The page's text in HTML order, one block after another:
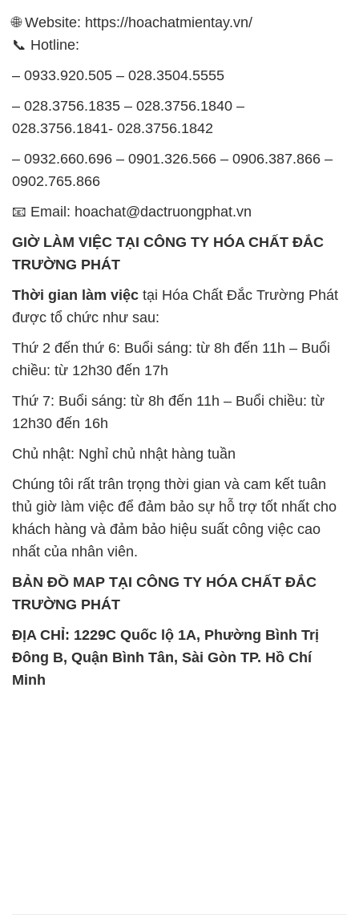
028.3756.1841- 028.3756.1842
0902.765.866
📧 Email: hoachat@dactruongphat.vn
TRƯỜNG PHÁT
được tổ chức như sau:
Thứ 2 đến thứ 6: Buổi sáng: từ 8h đến 11h – Buổi
chiều: từ 12h30 đến 17h
Thứ 7: Buổi sáng: từ 8h đến 11h – Buổi chiều: từ
12h30 đến 16h
Chủ nhật: Nghỉ chủ nhật hàng tuần
thủ giờ làm việc để đảm bảo sự hỗ trợ tốt nhất cho
khách hàng và đảm bảo hiệu suất công việc cao
nhất của nhân viên.
BẢN ĐỒ MAP TẠI CÔNG TY HÓA CHẤT ĐẮC
TRƯỜNG PHÁT
ĐỊA CHỈ: 1229C Quốc lộ 1A, Phường Bình Trị
Đông B, Quận Bình Tân, Sài Gòn TP. Hồ Chí
Minh